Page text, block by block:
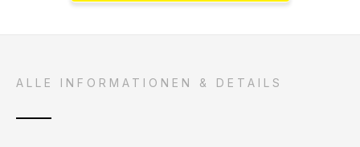
ALLE INFORMATIONEN & DETAILS